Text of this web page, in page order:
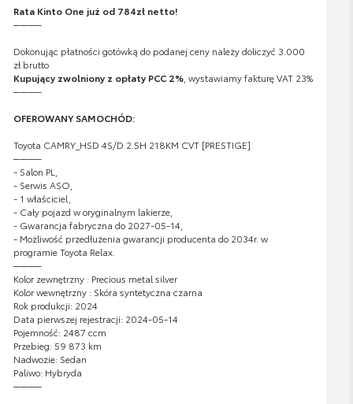
Rata Kinto One już od 784zł netto!
────
Dokonując płatności gotówką do podanej ceny należy doliczyć 3.000
zł brutto
Kupujący zwolniony z opłaty PCC 2%, wystawiamy fakturę VAT 23%
────
OFEROWANY SAMOCHÓD:
Toyota CAMRY_HSD 4S/D 2.5H 218KM CVT [PRESTIGE]
────
- Salon PL,
- Serwis ASO,
- 1 właściciel,
- Cały pojazd w oryginalnym lakierze,
- Gwarancja fabryczna do 2027-05-14,
- Możliwość przedłużenia gwarancji producenta do 2034r. w
programie Toyota Relax.
────
Kolor zewnętrzny : Precious metal silver
Kolor wewnętrzny : Skóra syntetyczna czarna
Rok produkcji: 2024
Data pierwszej rejestracji: 2024-05-14
Pojemność: 2487 ccm
Przebieg: 59 873 km
Nadwozie: Sedan
Paliwo: Hybryda
────